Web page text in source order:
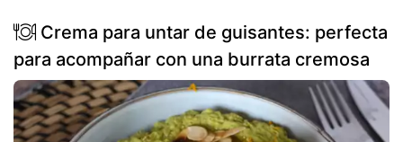
Crema para untar de guisantes: perfecta
para acompañar con una burrata cremosa